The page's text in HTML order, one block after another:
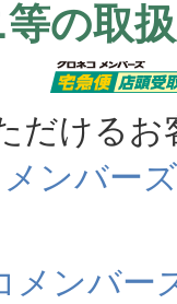
等の取
だけるお
ンバーズ
メンバー